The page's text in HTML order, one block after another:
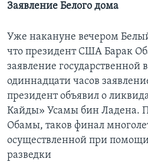
Заявление Белого дома
Уже накануне вечером
что президент США Барак
заявление государственной
одиннадцати часов
президент объявил о
Кайды» Усамы бин Ладена.
Обамы, таков финал
осуществленной при
разведки